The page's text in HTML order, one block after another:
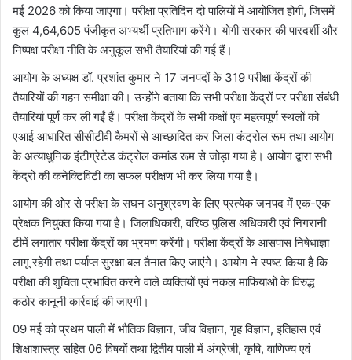
मई 2026 को किया जाएगा। परीक्षा प्रतिदिन दो पालियों में आयोजित होगी, जिसमें
कुल 4,64,605 पंजीकृत अभ्यर्थी प्रतिभाग करेंगे। योगी सरकार की पारदर्शी और
निष्पक्ष परीक्षा नीति के अनुकूल सभी तैयारियां की गई हैं।
आयोग के अध्यक्ष डॉ. प्रशांत कुमार ने 17 जनपदों के 319 परीक्षा केंद्रों की
तैयारियों की गहन समीक्षा की। उन्होंने बताया कि सभी परीक्षा केंद्रों पर परीक्षा संबंधी
तैयारियां पूर्ण कर ली गईं हैं। परीक्षा केंद्रों के सभी कक्षों एवं महत्वपूर्ण स्थलों को
एआई आधारित सीसीटीवी कैमरों से आच्छादित कर जिला कंट्रोल रूम तथा आयोग
के अत्याधुनिक इंटीग्रेटेड कंट्रोल कमांड रूम से जोड़ा गया है। आयोग द्वारा सभी
केंद्रों की कनेक्टिविटी का सफल परीक्षण भी कर लिया गया है।
आयोग की ओर से परीक्षा के सघन अनुश्रवण के लिए प्रत्येक जनपद में एक-एक
प्रेक्षक नियुक्त किया गया है। जिलाधिकारी, वरिष्ठ पुलिस अधिकारी एवं निगरानी
टीमें लगातार परीक्षा केंद्रों का भ्रमण करेंगी। परीक्षा केंद्रों के आसपास निषेधाज्ञा
लागू रहेगी तथा पर्याप्त सुरक्षा बल तैनात किए जाएंगे। आयोग ने स्पष्ट किया है कि
परीक्षा की शुचिता प्रभावित करने वाले व्यक्तियों एवं नकल माफियाओं के विरुद्ध
कठोर कानूनी कार्रवाई की जाएगी।
09 मई को प्रथम पाली में भौतिक विज्ञान, जीव विज्ञान, गृह विज्ञान, इतिहास एवं
शिक्षाशास्त्र सहित 06 विषयों तथा द्वितीय पाली में अंग्रेजी, कृषि, वाणिज्य एवं